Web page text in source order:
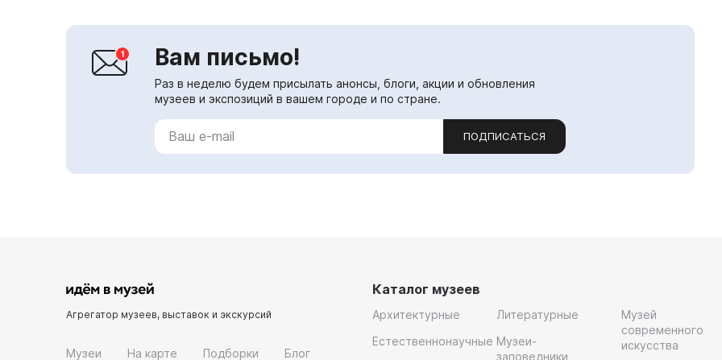
Вам письмо!
Раз в неделю будем присылать анонсы, блоги, акции и обновления
музеев и экспозиций в вашем городе и по стране.
ПОДПИСАТЬСЯ
Агрегатор музеев, выставок и экскурсий
Музеи На карте Подборки Блог
Каталог музеев
Архитектурные
Естественнонаучные
Литературные
Музеи-
заповедники
Музей
современного
искусства